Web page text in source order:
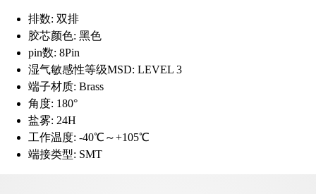
排数: 双排
胶芯颜色: 黑色
pin数: 8Pin
湿气敏感性等级MSD: LEVEL 3
端子材质: Brass
角度: 180°
盐雾: 24H
工作温度: -40℃～+105℃
端接类型: SMT